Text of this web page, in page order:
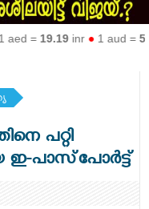
=19.19inr●1 aud =
പറ്റി
ഇ-പാസ്‌പോര്‍ട്ട്